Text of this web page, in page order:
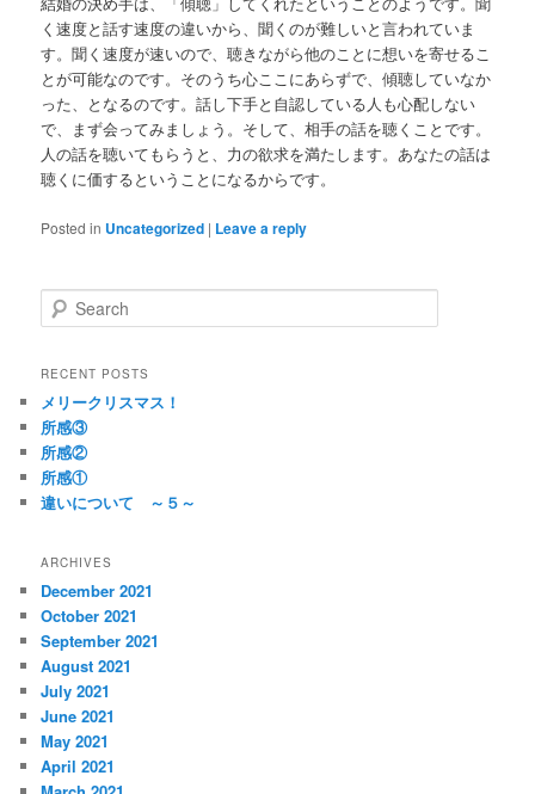
く速度と話す速度の違いから、聞くのが難しいと言われていま
す。聞く速度が速いので、聴きながら他のことに想いを寄せるこ
とが可能なのです。そのうち心ここにあらずで、傾聴していなか
った、となるのです。話し下手と自認している人も心配しない
で、まず会ってみましょう。そして、相手の話を聴くことです。
人の話を聴いてもらうと、力の欲求を満たします。あなたの話は
聴くに価するということになるからです。
Posted in Uncategorized | Leave a reply
e
r
h
RECENT POSTS
メリークリスマス！
所感③
所感②
所感①
違いについて ～５～
ARCHIVES
December 2021
October 2021
September 2021
August 2021
July 2021
June 2021
May 2021
April 2021